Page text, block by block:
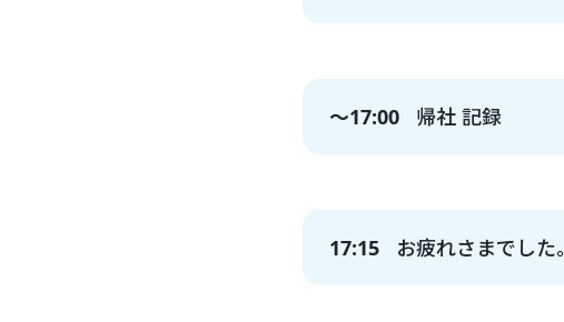
～17:00 帰社 記録
17:15 お疲れさまでした。